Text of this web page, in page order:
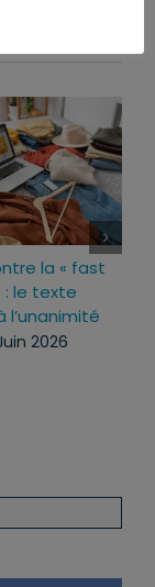
la « fast
: le texte
2026